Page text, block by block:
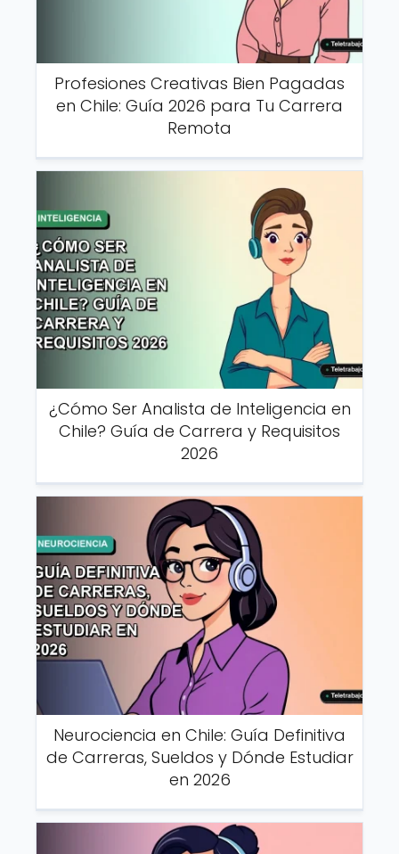
Profesiones Creativas Bien Pagadas
en Chile: Guía 2026 para Tu Carrera
Remota
¿Cómo Ser Analista de Inteligencia en
Chile? Guía de Carrera y Requisitos
2026
Neurociencia en Chile: Guía Definitiva
de Carreras, Sueldos y Dónde Estudiar
en 2026